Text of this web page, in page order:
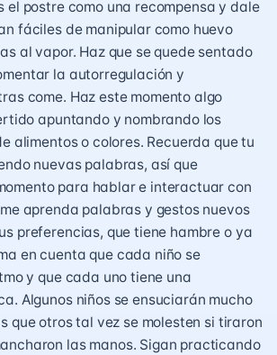
el postre como una recompensa y dale
fáciles de manipular como huevo
al vapor. Haz que se quede sentado
la autorregulación y
come. Haz este momento algo
apuntando y nombrando los
alimentos o colores. Recuerda que tu
nuevas palabras, así que
para hablar e interactuar con
aprenda palabras y gestos nuevos
preferencias, que tiene hambre o ya
en cuenta que cada niño se
y que cada uno tiene una
Algunos niños se ensuciarán mucho
que otros tal vez se molesten si tiraron
las manos. Sigan practicando